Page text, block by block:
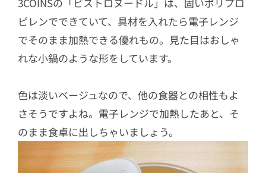
ピレンでできていて、具材を入れたら電子レンジ
でそのまま加熱できる優れもの。見た目はおしゃ
れな小鍋のような形をしています。
色は淡いベージュなので、他の食器との相性もよ
さそうですよね。電子レンジで加熱したあと、そ
のまま食卓に出しちゃいましょう。